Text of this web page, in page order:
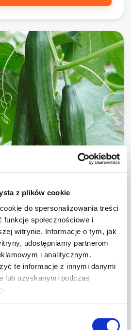
z plików cookie
do spersonalizowania treści
funkcje społecznościowe i
witrynie. Informacje o tym, jak
udostępniamy partnerom
i analitycznym.
te informacje z innymi danymi
lub uzyskanymi podczas
Made
szczegóły